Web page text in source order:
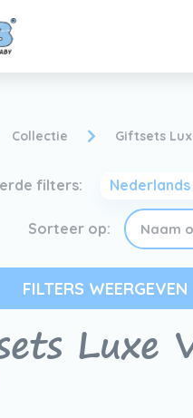
Vind
Collectie Giftsets
filters: Nederlands
Sorteer op:
FILTERS WEERGEVEN
Luxe